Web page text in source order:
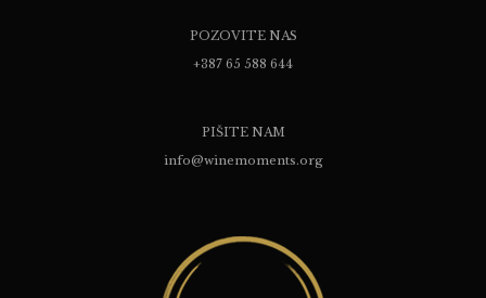
POZOVITE NAS
+387 65 588 644
PIŠITE NAM
info@winemoments.org